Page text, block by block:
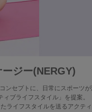
ージー(NERGY)
ンセプトに、日常にスポーツ
ィブライフスタイル」を提案。
ライフスタイルを送るアクテ